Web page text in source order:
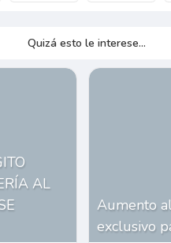
Quizá esto le interese...
AL
Aumento
exclusivo